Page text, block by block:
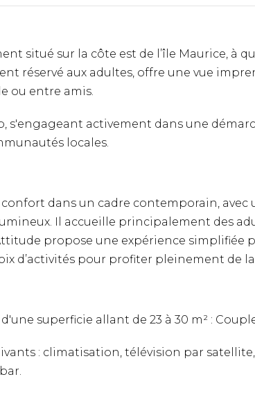
situé sur la côte est de l’île Maurice, à
réservé aux adultes, offre une vue
ou entre amis.
s'engageant activement dans une
locales.
dans un cadre contemporain,
Il accueille principalement des
propose une expérience simplifiée
d’activités pour profiter pleinement de
superficie allant de 23 à 30 m² :
: climatisation, télévision par